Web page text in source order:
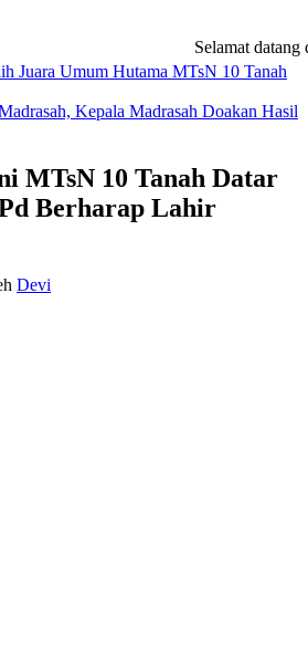
Selamat datang di
Juara Umum Hutama MTsN 10 Tanah
Kepala Madrasah Doakan Hasil
MTsN 10 Tanah Datar
Berharap Lahir
Devi